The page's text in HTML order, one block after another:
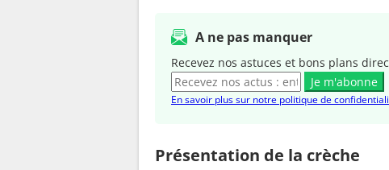
A ne pas manquer
Recevez nos astuces et bons plans
Je m'abonne
En savoir plus sur notre politique de
Présentation de la crèche